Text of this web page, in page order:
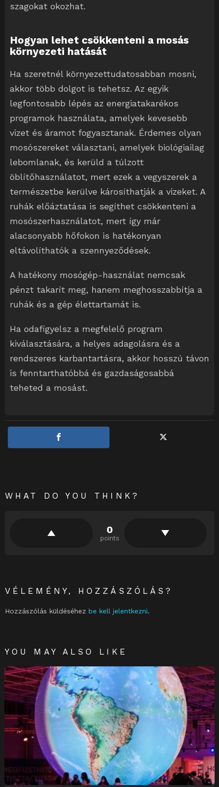
szagokat okozhat.
Hogyan lehet csökkenteni a mosás
környezeti hatását
Ha szeretnél környezettudatosabban mosni,
akkor több dolgot is tehetsz. Az egyik
legfontosabb lépés az energiatakarékos
programok használata, amelyek kevesebb
vizet és áramot fogyasztanak. Érdemes olyan
mosószereket választani, amelyek biológiailag
lebomlanak, és kerüld a túlzott
öblítőhasználatot, mert ezek a vegyszerek a
természetbe kerülve károsíthatják a vizeket. A
ruhák előáztatása is segíthet csökkenteni a
mosószerhasználatot, mert így már
alacsonyabb hőfokon is hatékonyan
eltávolíthatók a szennyeződések.
A hatékony mosógép-használat nemcsak
pénzt takarít meg, hanem meghosszabbítja a
ruhák és a gép élettartamát is.
Ha odafigyelsz a megfelelő program
kiválasztására, a helyes adagolásra és a
rendszeres karbantartásra, akkor hosszú távon
is fenntarthatóbbá és gazdaságosabbá
teheted a mosást.
WHAT DO YOU THINK?
0
points
VÉLEMÉNY, HOZZÁSZÓLÁS?
Hozzászólás küldéséhez be kell jelentkezni.
YOU MAY ALSO LIKE